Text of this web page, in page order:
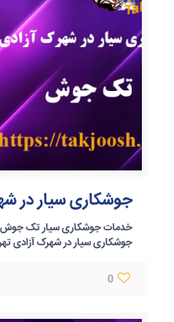
جوشکاری سیار در
خدمات جوشکاری سیار تک جوش
جوشکاری سیار در شهرک آزادی
0